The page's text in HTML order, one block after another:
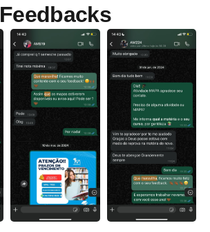
Feedbacks